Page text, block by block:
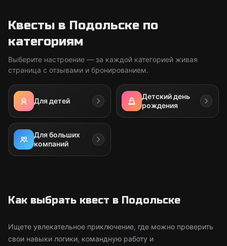
Квесты в Подольске по
категориям
Выберите настроение — за каждой категорией живая
страница с отзывами и бронированием.
Для детей
Детский день
рождения
Для больших
компаний
Как выбрать квест в Подольске
Ищете увлекательное приключение, где можно проверить
свои навыки логики, командную работу и